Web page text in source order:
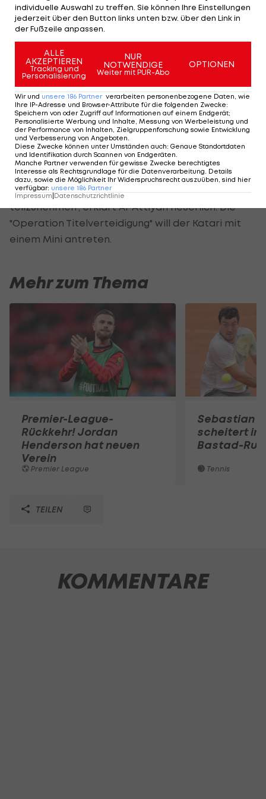
Geldes, aber wir müssen es auf die richtige Art
und Weise tun“, so der 40-Jährige weiter.
Dakar-Pläne mit Mini
Parallel zum WM-Einstieg treibt Al-Attiyah auch
sein Dakar-Projekt voran. Der angestrebte Start
bei der Wüsten-Rallyewar bekanntlich der Grund,
warum ein bereits unterschriftsreifer Vertrag bei
BW geplatzt ist.
"Für mich und meinen Sponsor war es sehr wichtig,
auch im kommenden Jahr an der Dakar-Rallye
teilzunehmen", erklärt Al-Attiyah neuerlich. Die
"Operation Titelverteidigung" will der Katari mit
einem Mini antreten.
Mehr zum Thema
Premier-League-
Rückkehr! Jordan
Henderson hat neuen
Verein
Premier League
Sebastian
scheitert in
Bastad-
Tennis
TEILEN
KOMMENTARE
individuelle Auswahl zu treffen. Sie können Ihre Einstellungen
jederzeit über den Button links unten bzw. über den Link in
der Fußzeile anpassen.
ALLE
AKZEPTIEREN
Tracking und
Personalisierung
NUR
NOTWENDIGE
Weiter mit PUR-Abo
OPTIONEN
Wir und unsere 186 Partner verarbeiten personenbezogene Daten, wie
Ihre IP-Adresse und Browser-Attribute für die folgenden Zwecke:
Speichern von oder Zugriff auf Informationen auf einem Endgerät;
Personalisierte Werbung und Inhalte, Messung von Werbeleistung und
der Performance von Inhalten, Zielgruppenforschung sowie Entwicklung
und Verbesserung von Angeboten.
Diese Zwecke können unter Umständen auch: Genaue Standortdaten
und Identifikation durch Scannen von Endgeräten.
Manche Partner verwenden für gewisse Zwecke berechtigtes
Interesse als Rechtsgrundlage für die Datenverarbeitung. Details
dazu, sowie die Möglichkeit Ihr Widerspruchsrecht auszuüben, sind hier
verfügbar: unsere 186 Partner
Impressum Datenschutzrichtlinie